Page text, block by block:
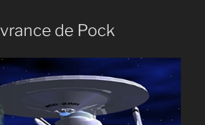
»
de Pock